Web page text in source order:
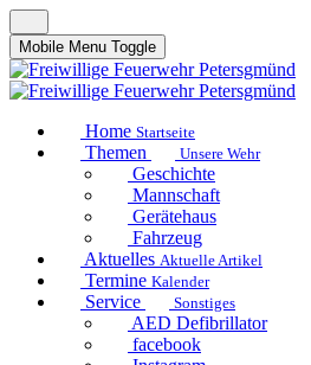
Mobile Menu Toggle
Home Startseite
Themen Unsere Wehr
Geschichte
Mannschaft
Gerätehaus
Fahrzeug
Aktuelles Aktuelle Artikel
Termine Kalender
Service Sonstiges
AED Defibrillator
facebook